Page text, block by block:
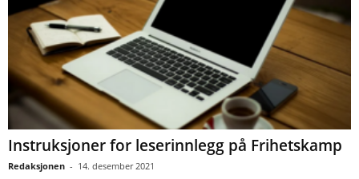
Instruksjoner for leserinnlegg på Frihetskamp
Redaksjonen - 14. desember 2021